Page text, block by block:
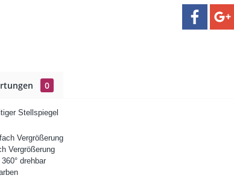
0
Stellspiegel
Vergrößerung
Vergrößerung
drehbar